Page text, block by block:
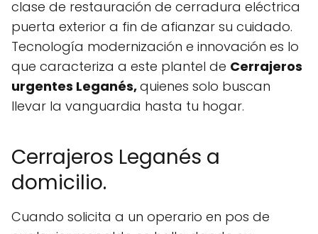
clase de restauración de cerradura eléctrica
puerta exterior a fin de afianzar su cuidado.
Tecnología modernización e innovación es lo
que caracteriza a este plantel de Cerrajeros
urgentes Leganés,quienes solo buscan
llevar la vanguardia hasta tu hogar.
Cerrajeros Leganés a
domicilio.
Cuando solicita a un operario en pos de